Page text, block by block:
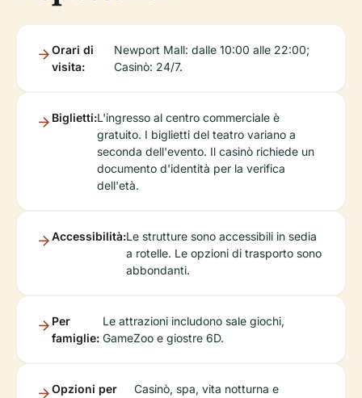
Orari di
visita:
Newport Mall: dalle 10:00 alle 22:00;
Casinò: 24/7.
Biglietti:L'ingresso al centro commerciale è
gratuito. I biglietti del teatro variano a
seconda dell'evento. Il casinò richiede un
documento d'identità per la verifica
dell'età.
Accessibilità:Le strutture sono accessibili in sedia
a rotelle. Le opzioni di trasporto sono
abbondanti.
Per
famiglie:
Le attrazioni includono sale giochi,
GameZoo e giostre 6D.
Opzioni per
Casinò, spa, vita notturna e